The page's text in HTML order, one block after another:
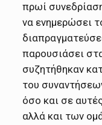
πρωί
να ενημερώσει
παρουσιάσει
συζητήθηκαν
του
όσο και σε
αλλά και των